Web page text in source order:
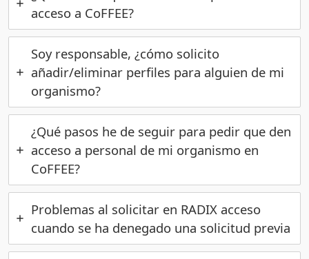
acceso a CoFFEE?
Soy responsable, ¿cómo solicito
añadir/eliminar perfiles para alguien de mi
organismo?
¿Qué pasos he de seguir para pedir que den
acceso a personal de mi organismo en
CoFFEE?
Problemas al solicitar en RADIX acceso
cuando se ha denegado una solicitud previa